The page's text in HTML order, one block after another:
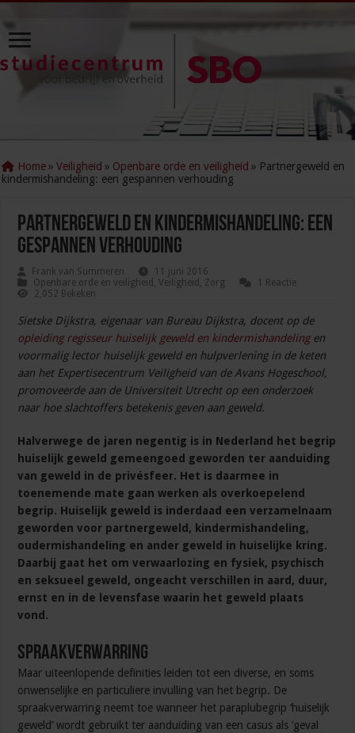
Home » Veiligheid » Openbare orde en veiligheid » Partnergeweld en
kindermishandeling: een gespannen verhouding
Partnergeweld en kindermishandeling: een
gespannen verhouding
Frank van Summeren
11 juni 2016
Openbare orde en veiligheid ,Veiligheid , Zorg
1 Reactie
2,052 Bekeken
Sietske Dijkstra, eigenaar van Bureau Dijkstra, docent op de
opleiding regisseur huiselijk geweld en kindermishandelingen
voormalig lector huiselijk geweld en hulpverlening in de keten
aan het Expertisecentrum Veiligheid van de Avans Hogeschool,
promoveerde aan de Universiteit Utrecht op een onderzoek
naar hoe slachtoffers betekenis geven aan geweld.
Halverwege de jaren negentig is in Nederland het begrip
huiselijk geweld gemeengoed geworden ter aanduiding
van geweld in de privésfeer. Het is daarmee in
toenemende mate gaan werken als overkoepelend
begrip. Huiselijk geweld is inderdaad een verzamelnaam
geworden voor partnergeweld, kindermishandeling,
oudermishandeling en ander geweld in huiselijke kring.
Daarbij gaat het om verwaarlozing en fysiek, psychisch
en seksueel geweld, ongeacht verschillen in aard, duur,
ernst en in de levensfase waarin het geweld plaats
vond.
Spraakverwarring
Maar uiteenlopende definities leiden tot een diverse, en soms
onwenselijke en particuliere invulling van het begrip. De
spraakverwarring neemt toe wanneer het paraplubegrip ‘huiselijk
geweld’ wordt gebruikt ter aanduiding van een casus als ‘geval